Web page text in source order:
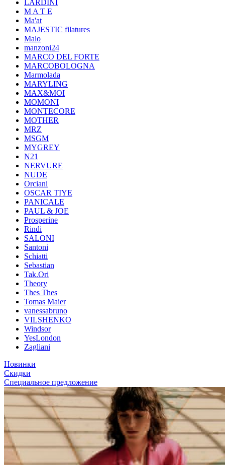
LARDINI
M A T E
Ma'at
MAJESTIC filatures
Malo
manzoni24
MARCO DEL FORTE
MARCOBOLOGNA
Marmolada
MARYLING
MAX&MOI
MOMONI
MONTECORE
MOTHER
MRZ
MSGM
MYGREY
N21
NERVURE
NUDE
Orciani
OSCAR TIYE
PANICALE
PAUL & JOE
Prosperine
Rindi
SALONI
Santoni
Schiatti
Sebastian
Tak.Ori
Theory
Thes Thes
Tomas Maier
vanessabruno
VILSHENKO
Windsor
YesLondon
Zagliani
Новинки
Скидки
Специальное предложение